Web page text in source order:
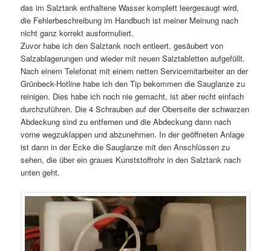
das im Salztank enthaltene Wasser komplett leergesaugt wird,
die Fehlerbeschreibung im Handbuch ist meiner Meinung nach
nicht ganz korrekt ausformuliert.
Zuvor habe ich den Salztank noch entleert, gesäubert von
Salzablagerungen und wieder mit neuen Salztabletten aufgefüllt.
Nach einem Telefonat mit einem netten Servicemitarbeiter an der
Grünbeck-Hotline habe ich den Tip bekommen die Sauglanze zu
reinigen. Dies habe ich noch nie gemacht, ist aber recht einfach
durchzuführen. Die 4 Schrauben auf der Oberseite der schwarzen
Abdeckung sind zu entfernen und die Abdeckung dann nach
vorne wegzuklappen und abzunehmen. In der geöffneten Anlage
ist dann in der Ecke die Sauglanze mit den Anschlüssen zu
sehen, die über ein graues Kunststoffrohr in den Salztank nach
unten geht.